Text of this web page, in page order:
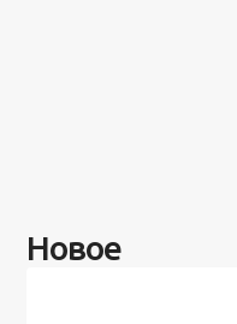
Новое